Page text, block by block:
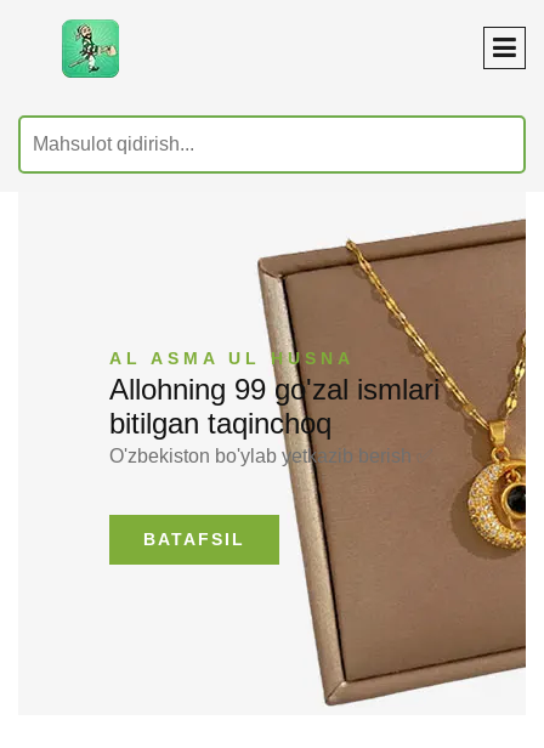
AL ASMA UL HUSNA
Allohning 99 go'zal ismlari
bitilgan taqinchoq
O'zbekiston bo'ylab yetkazib berish ✅
BATAFSIL